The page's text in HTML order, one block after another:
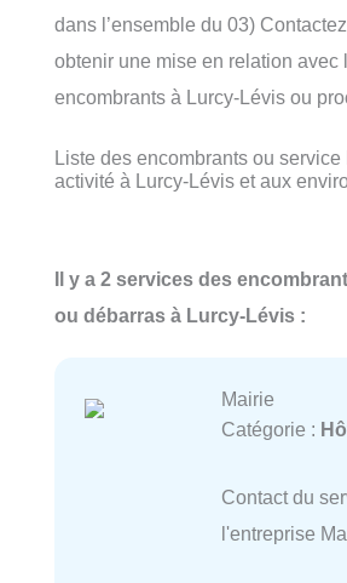
dans l’ensemble du 03)
obtenir une mise en relation avec
encombrants à Lurcy-Lévis ou
Liste des encombrants ou service
activité à Lurcy-Lévis et aux
Il y a 2 services des
ou débarras à Lurcy-Lévis :
Mairie
Catégorie :
Contact du
l'entreprise